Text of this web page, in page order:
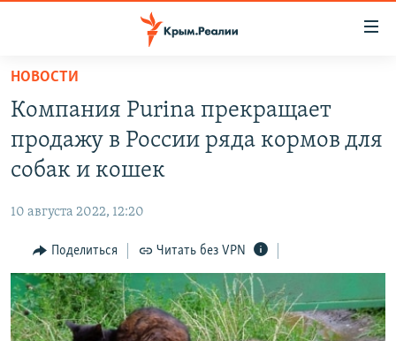
Вернуться
основному
содержанию
Вернутся
главной
навигации
Вернутся
поиску
ГРУЗ 200
11 ЛЕТ ОККУПАЦИИ КРЫМА. 11 ИСТОРИЙ СОПРОТИВЛЕНИЯ
ВОДА
ЕЩЕ
ИНТЕРАКТИВ
ИНФОГРАФИКА
ТЕЛЕПРОЕКТ КРЫМ.РЕАЛИИ
РАДІО СВОБОДА
КАК ОБОЙТИ БЛОКИРОВКУ
Українською
НОВОСТИ
Компания Purina прекращает
продажу в России ряда кормов для
собак и кошек
10 августа 2022, 12:20
Поделиться Читать без VPN